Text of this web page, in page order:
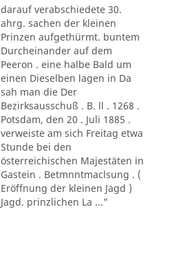
darauf verabschiedete 30.
ahrg. sachen der kleinen
Prinzen aufgethürmt. buntem
Durcheinander auf dem
Peeron . eine halbe Bald um
einen Dieselben lagen in Da
sah man die Der
Bezirksausschuß . B. ll . 1268 .
Potsdam, den 20 . Juli 1885 .
verweiste am sich Freitag etwa
Stunde bei den
österreichischen Majestäten in
Gastein . Betmnntmaclsung . (
Eröffnung der kleinen Jagd )
Jagd. prinzlichen La ..."